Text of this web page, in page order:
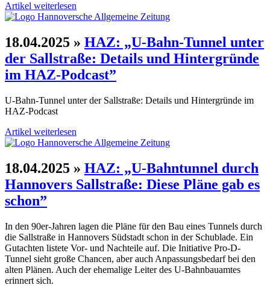
Artikel weiterlesen
18.04.2025 » HAZ: „U-Bahn-Tunnel unter
der Sall­straße: Details und Hinter­gründe
im HAZ-Podcast”
U-Bahn-Tunnel unter der Sall­straße: Details und Hinter­gründe im
HAZ-Podcast
Artikel weiterlesen
18.04.2025 » HAZ: „U-Bahn­tunnel durch
Hannovers Sall­straße: Diese Pläne gab es
schon”
In den 90er-Jahren lagen die Pläne für den Bau eines Tunnels durch
die Sall­straße in Hannovers Süd­stadt schon in der Schub­lade. Ein
Gut­achten listete Vor- und Nachteile auf. Die Initiative Pro-D-
Tunnel sieht große Chancen, aber auch An­pas­sungs­bedarf bei den
alten Plänen. Auch der ehe­malige Leiter des U-Bahn­bau­amtes
erinnert sich.